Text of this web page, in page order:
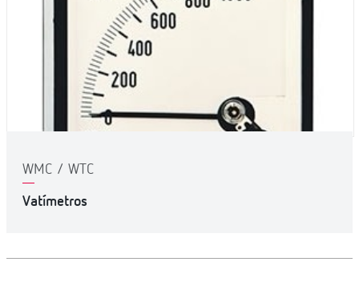
WMC / WTC
Vatímetros